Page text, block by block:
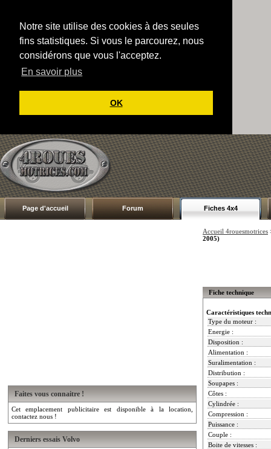
Notre site utilise des cookies à des seules
fins statistiques. Si vous le parcourez, nous
considérons que vous l'acceptez.
En savoir plus
OK
Page d'accueil Forum Fiches 4x4
Faites vous connaitre !
Cet emplacement publicitaire est disponible à la location,
contactez nous !
Derniers essais Volvo
Accueil 4rouesmotrices
2005)
Fiche technique
Caractéristiques
Type du moteur :
Energie :
Disposition :
Alimentation :
Suralimentation :
Distribution :
Soupapes :
Côtes :
Cylindrée :
Compression :
Puissance :
Couple :
Boite de vitesses :